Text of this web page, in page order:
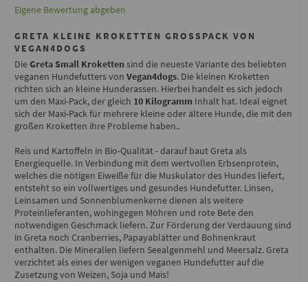
Eigene Bewertung abgeben
GRETA KLEINE KROKETTEN GROSSPACK VON V
EGAN4DOGS
DieGreta Small Kroketten sind die neueste Variante des beliebten
veganen Hundefutters von Vegan4dogs. Die kleinen Kroketten
richten sich an kleine Hunderassen. Hierbei handelt es sich jedoch
um den Maxi-Pack, der gleich 10 Kilogramm Inhalt hat. Ideal eignet
sich der Maxi-Pack für mehrere kleine oder ältere Hunde, die mit den
großen Kroketten ihre Probleme haben..
Reis und Kartoffeln in Bio-Qualität - darauf baut Greta als
Energiequelle. In Verbindung mit dem wertvollen Erbsenprotein,
welches die nötigen Eiweiße für die Muskulator des Hundes liefert,
entsteht so ein vollwertiges und gesundes Hundefutter. Linsen,
Leinsamen und Sonnenblumenkerne dienen als weitere
Proteinlieferanten, wohingegen Möhren und rote Bete den
notwendigen Geschmack liefern. Zur Förderung der Verdauung sind
in Greta noch Cranberries, Papayablätter und Bohnenkraut
enthalten. Die Mineralien liefern Seealgenmehl und Meersalz. Greta
verzichtet als eines der wenigen veganen Hundefutter auf die
Zusetzung von Weizen, Soja und Mais!